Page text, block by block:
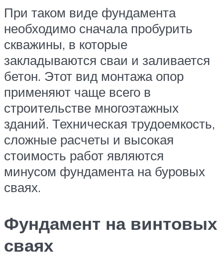
При таком виде фундамента
необходимо сначала пробурить
скважины, в которые
закладываются сваи и заливается
бетон. Этот вид монтажа опор
применяют чаще всего в
строительстве многоэтажных
зданий. Техническая трудоемкость,
сложные расчеты и высокая
стоимость работ являются
минусом фундамента на буровых
сваях.
Фундамент на винтовых
сваях